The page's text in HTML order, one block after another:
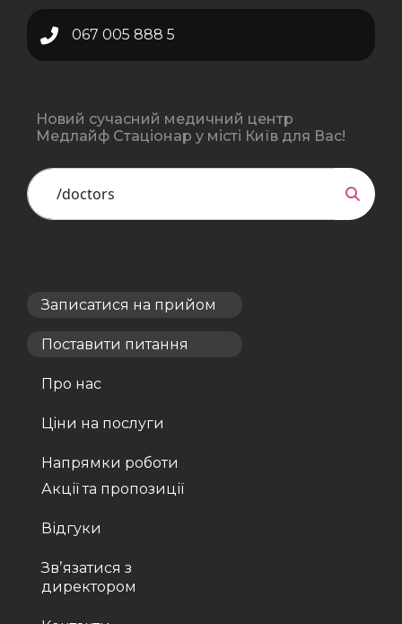
067 005 888 5
Новий сучасний медичний центр
Медлайф Стаціонар у місті Київ для Вас!
Записатися на прийом
Поставити питання
Про нас
Ціни на послуги
Напрямки роботи
Акції та пропозиції
Відгуки
Звʼязатися з
директором